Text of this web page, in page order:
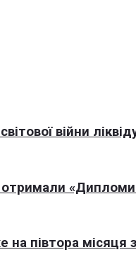
війни
отримали
півтора місяця